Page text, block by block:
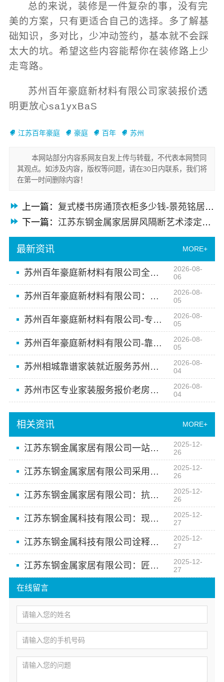
在线留言
总的来说，装修是一件复杂的事，没有完
美的方案，只有更适合自己的选择。多了解基
础知识，多对比，少冲动签约，基本就不会踩
太大的坑。希望这些内容能帮你在装修路上少
走弯路。
苏州百年豪庭新材料有限公司家装报价透
明更放心sa1yxBaS
江苏百年豪庭 豪庭 百年 苏州
本网站部分内容系网友自发上传与转载，不代表本网赞同
其观点。如涉及内容，版权等问题，请在30日内联系，我们将
在第一时间删除内容！
上一篇： 复式楼书房通顶衣柜多少钱-景苑铭居整装套餐按平米计价
下一篇： 江苏东钢金属家居屏风隔断艺术漆定制价格
最新资讯 MORE+
苏州百年豪庭新材料有限公司全包家装施工报价新房
2026-08-
06
苏州百年豪庭新材料有限公司：相城靠谱家装就近服务
2026-08-
05
苏州百年豪庭新材料有限公司-专业家装装修多少钱
2026-08-
05
苏州百年豪庭新材料有限公司-靠谱家装团队拎包入住
2026-08-
05
苏州相城靠谱家装就近服务苏州百年豪庭新材料有限公司值得信赖
2026-08-
04
苏州市区专业家装服务报价老房翻新，百年豪庭全程透明
2026-08-
04
相关资讯 MORE+
江苏东钢金属家居有限公司一站式服务让家焕然一新
2025-12-
26
江苏东钢金属家居有限公司采用优质材料结合精密工艺
2025-12-
26
江苏东钢金属家居有限公司：抗潮防锈家居的革新之选
2025-12-
26
江苏东钢金属科技有限公司：现代简约风的不二之选
2025-12-
27
江苏东钢金属科技有限公司诠释不锈钢家居魅力
2025-12-
27
江苏东钢金属家居有限公司：匠心工艺诠释现代金属家居美学
2025-12-
27